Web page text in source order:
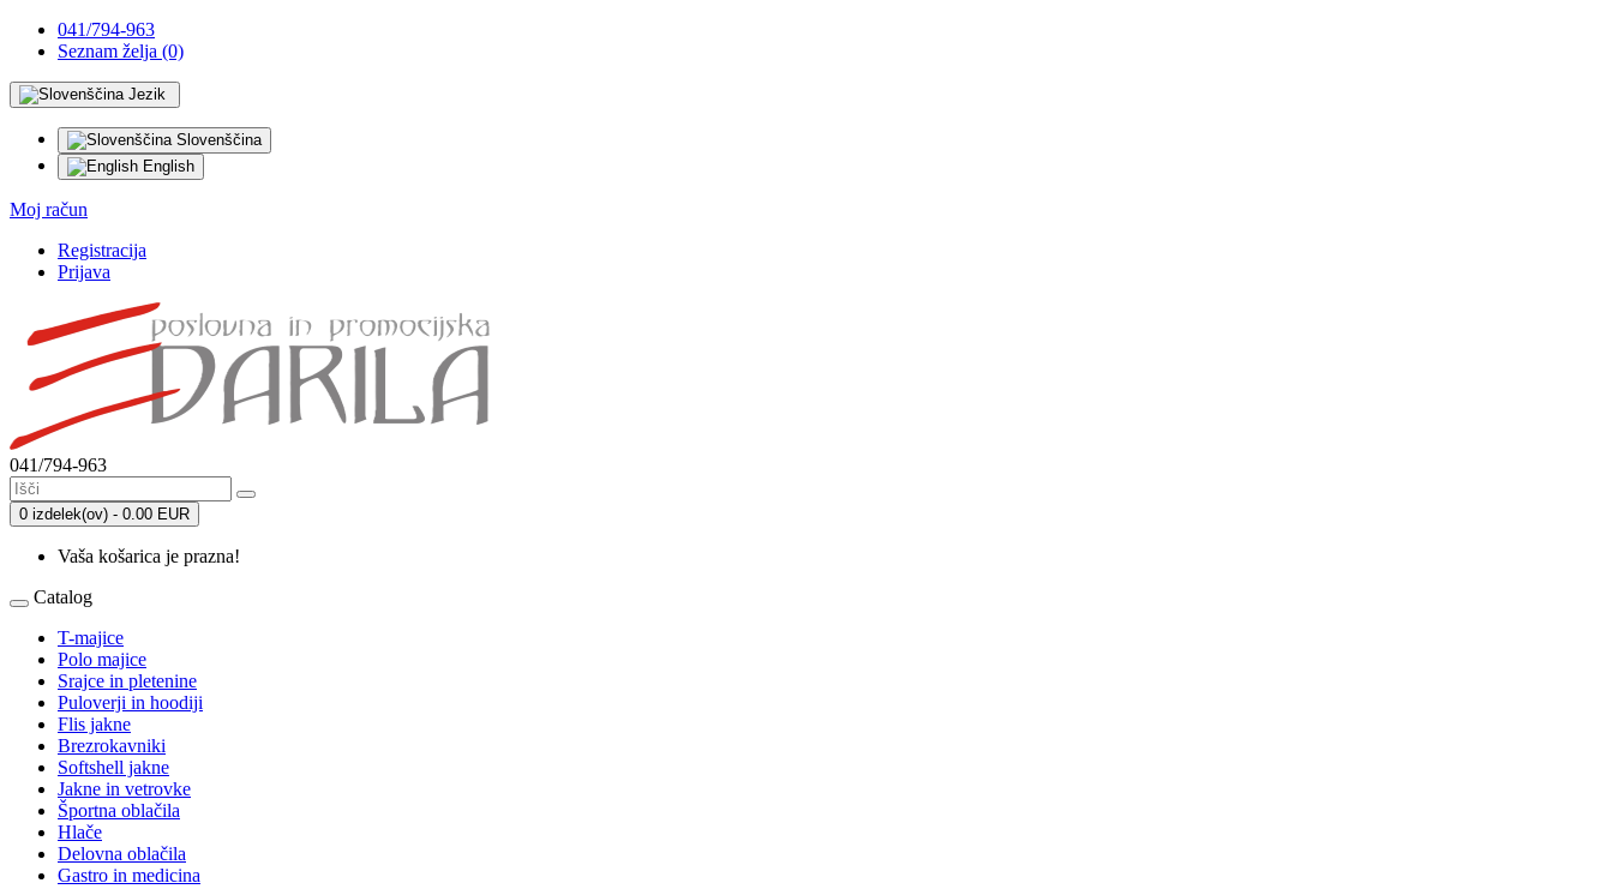
041/794-963
Seznam želja (0)
Jezik
Slovenščina
English
Moj račun
Registracija
Prijava
041/794-963
0 izdelek(ov) - 0.00 EUR
Vaša košarica je prazna!
Catalog
T-majice
Polo majice
Srajce in pletenine
Puloverji in hoodiji
Flis jakne
Brezrokavniki
Softshell jakne
Jakne in vetrovke
Športna oblačila
Hlače
Delovna oblačila
Gastro in medicina